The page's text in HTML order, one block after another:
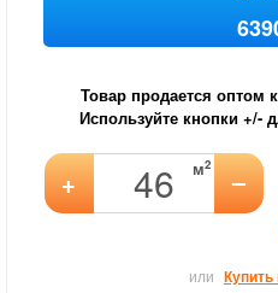
Товар продается оптом
Используйте кнопки +/-
+ м2 –
или Купить